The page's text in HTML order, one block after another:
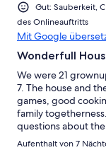
Gut: Sauberkeit,
des Onlineauftritts
Mit Google
Wonderfull
We were 21
7. The house and
games, good
family
questions about
helpful. Katie
Aufenthalt von 7